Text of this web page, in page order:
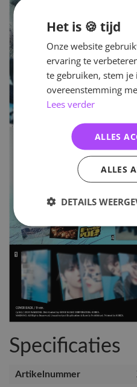
Specificaties
Artikelnummer
Het is 🍪 tijd
Onze website
ervaring te
te gebruiken, stem
overeenstemming
Lees verder
ALLES
ALLES
DETAILS